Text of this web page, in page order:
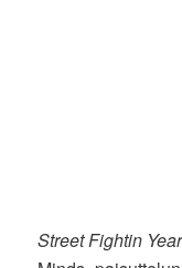
Street Fightin